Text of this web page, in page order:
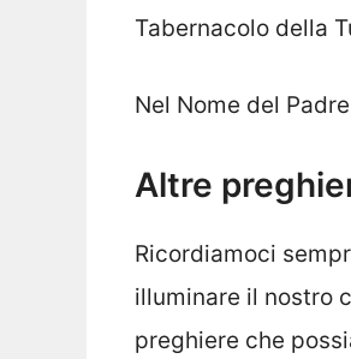
Tabernacolo della
Nel Nome del
Altre
Ricordiamoci
illuminare il nostro
preghiere che